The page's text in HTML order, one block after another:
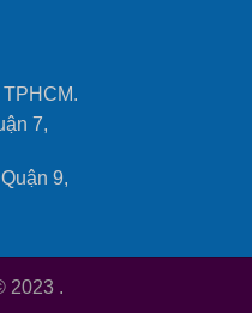
7,
9,
2023 .